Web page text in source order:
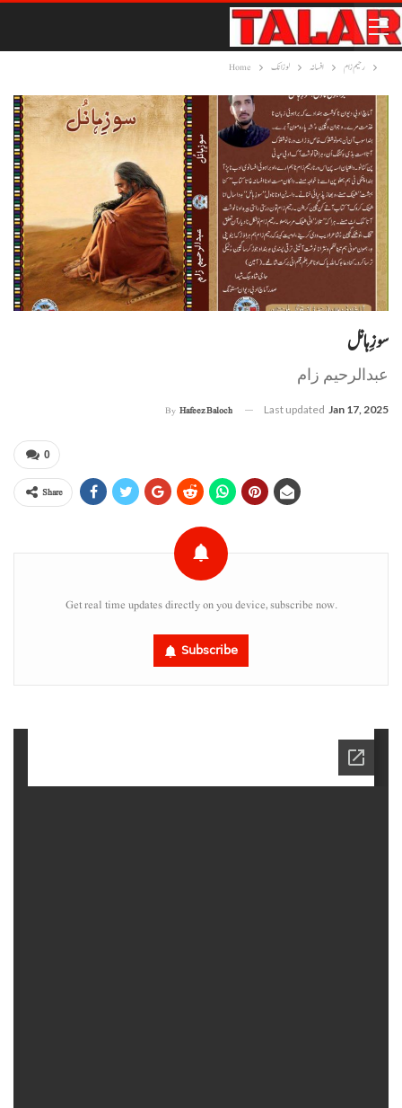
Home لوزانک افسانہ رحیم زام
سوزِہانل
عبدالرحیم زام
By Hafeez Baloch Last updated Jan 17, 2025
0
Share
Get real time updates directly on you device, subscribe now.
Subscribe